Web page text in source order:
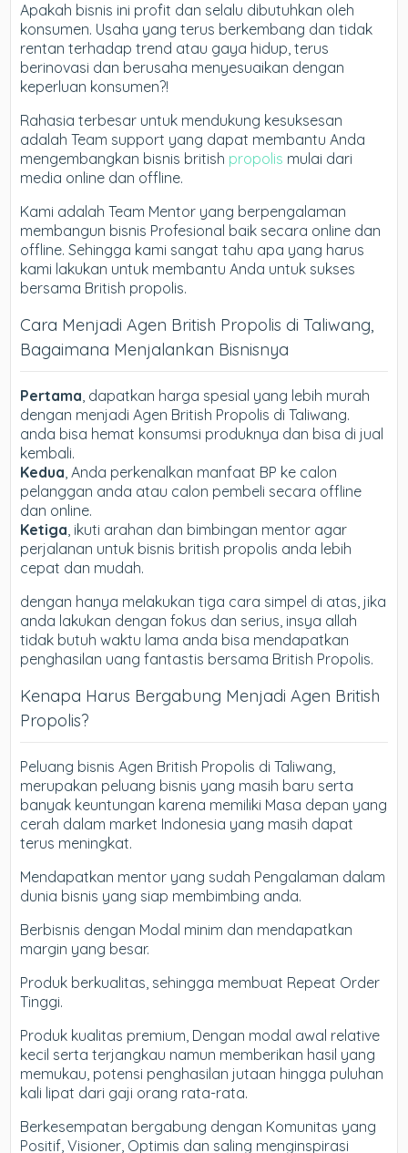
Apakah bisnis ini profit dan selalu dibutuhkan oleh
konsumen. Usaha yang terus berkembang dan tidak
rentan terhadap trend atau gaya hidup, terus
berinovasi dan berusaha menyesuaikan dengan
keperluan konsumen?!
Rahasia terbesar untuk mendukung kesuksesan
adalah Team support yang dapat membantu Anda
mengembangkan bisnis british propolis mulai dari
media online dan offline.
Kami adalah Team Mentor yang berpengalaman
membangun bisnis Profesional baik secara online dan
offline. Sehingga kami sangat tahu apa yang harus
kami lakukan untuk membantu Anda untuk sukses
bersama British propolis.
Cara Menjadi Agen British Propolis di Taliwang,
Bagaimana Menjalankan Bisnisnya
Pertama, dapatkan harga spesial yang lebih murah
dengan menjadi Agen British Propolis di Taliwang.
anda bisa hemat konsumsi produknya dan bisa di jual
kembali.
Kedua, Anda perkenalkan manfaat BP ke calon
pelanggan anda atau calon pembeli secara offline
dan online.
Ketiga, ikuti arahan dan bimbingan mentor agar
perjalanan untuk bisnis british propolis anda lebih
cepat dan mudah.
dengan hanya melakukan tiga cara simpel di atas, jika
anda lakukan dengan fokus dan serius, insya allah
tidak butuh waktu lama anda bisa mendapatkan
penghasilan uang fantastis bersama British Propolis.
Kenapa Harus Bergabung Menjadi Agen British
Propolis?
Peluang bisnis Agen British Propolis di Taliwang,
merupakan peluang bisnis yang masih baru serta
banyak keuntungan karena memiliki Masa depan yang
cerah dalam market Indonesia yang masih dapat
terus meningkat.
Mendapatkan mentor yang sudah Pengalaman dalam
dunia bisnis yang siap membimbing anda.
Berbisnis dengan Modal minim dan mendapatkan
margin yang besar.
Produk berkualitas, sehingga membuat Repeat Order
Tinggi.
Produk kualitas premium, Dengan modal awal relative
kecil serta terjangkau namun memberikan hasil yang
memukau, potensi penghasilan jutaan hingga puluhan
kali lipat dari gaji orang rata-rata.
Berkesempatan bergabung dengan Komunitas yang
Positif, Visioner, Optimis dan saling menginspirasi